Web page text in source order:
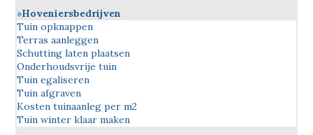
Hoveniersbedrijven
Tuin opknappen
Terras aanleggen
Schutting laten plaatsen
Onderhoudsvrije tuin
Tuin egaliseren
Tuin afgraven
Kosten tuinaanleg per m2
Tuin winter klaar maken